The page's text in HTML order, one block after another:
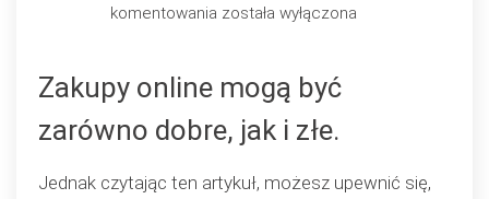
komentowania Dokonywanie
podczas
zakupów
została wyłączona
Zakupy online mogą być
zarówno dobre, jak i złe.
Jednak czytając ten artykuł, możesz upewnić się,